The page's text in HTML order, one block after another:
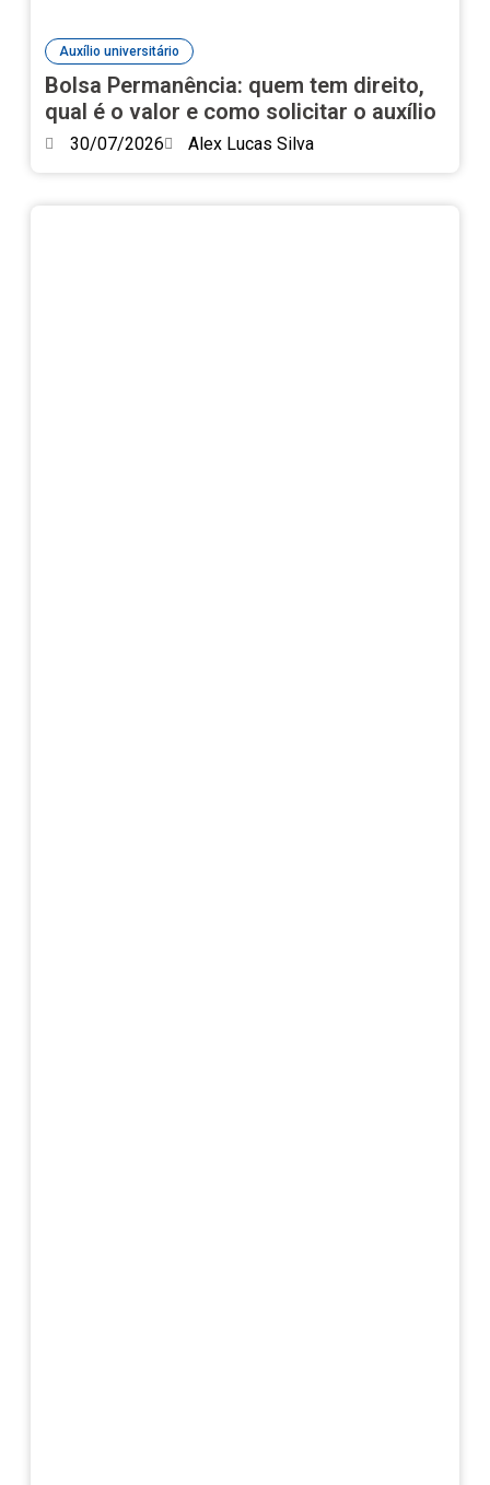
Auxílio universitário
Bolsa Permanência: quem tem direito,
qual é o valor e como solicitar o auxílio
30/07/2026 Alex Lucas Silva